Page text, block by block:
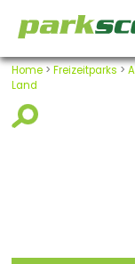
Home> Freizeitparks >
Land